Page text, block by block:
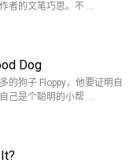
者的文笔巧思。不 …
Dog
的狗子 Floppy，他要证明自
己是个聪明的小帮 …